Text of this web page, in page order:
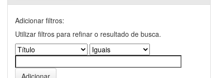
Adicionar filtros:
Utilizar filtros para refinar o resultado de busca.